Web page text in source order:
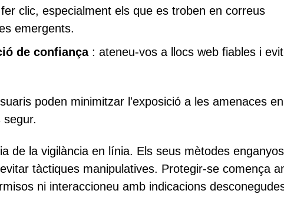
clic, especialment els que es troben en correus
emergents.
de confiança: ateneu-vos a llocs web fiables i
poden minimitzar l'exposició a les amenaces
de la vigilància en línia. Els seus mètodes
tàctiques manipulatives. Protegir-se comença
ni interaccioneu amb indicacions